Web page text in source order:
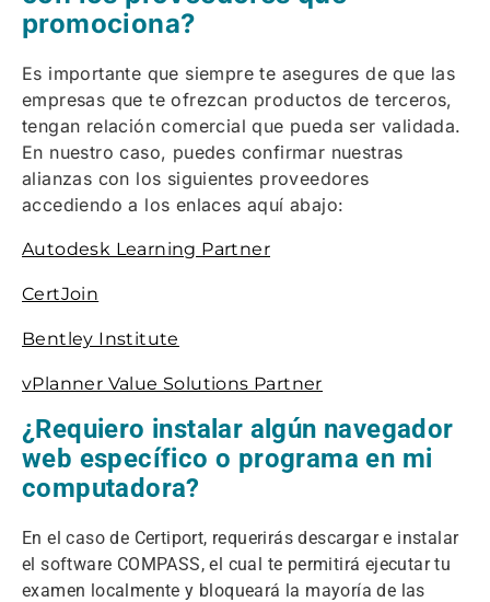
promociona?
Es importante que siempre te asegures de que las
empresas que te ofrezcan productos de terceros,
tengan relación comercial que pueda ser validada.
En nuestro caso, puedes confirmar nuestras
alianzas con los siguientes proveedores
accediendo a los enlaces aquí abajo:
Autodesk Learning Partner
CertJoin
Bentley Institute
vPlanner Value Solutions Partner
¿Requiero instalar algún navegador
web específico o programa en mi
computadora?
En el caso de Certiport, requerirás descargar e instalar
el software COMPASS, el cual te permitirá ejecutar tu
examen localmente y bloqueará la mayoría de las